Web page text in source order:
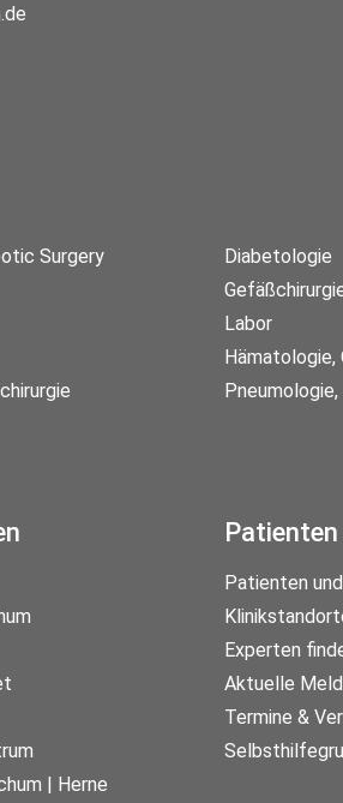
Surgery
Diabetologie
Labor
Hämatologie,
| Herne
Patienten
Experten
Aktuelle
Termine &